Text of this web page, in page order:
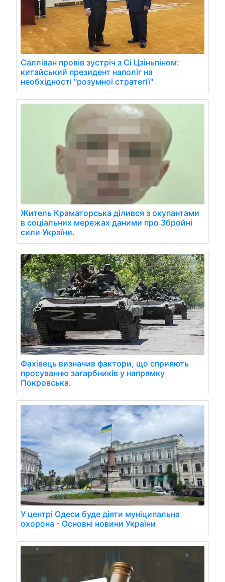
Салліван провів зустріч з Сі Цзіньпіном:
китайський президент наполіг на
необхідності "розумної стратегії"
Житель Краматорська ділився з окупантами
в соціальних мережах даними про Збройні
сили України.
Фахівець визначив фактори, що сприяють
просуванню загарбників у напрямку
Покровська.
У центрі Одеси буде діяти муніципальна
охорона - Основні новини України